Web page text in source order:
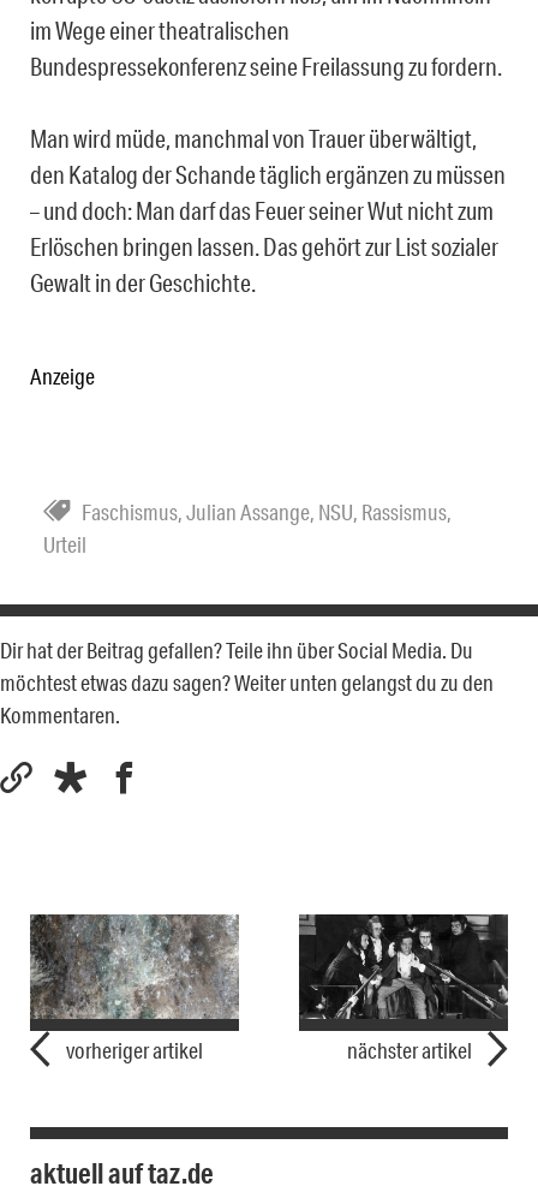
im Wege einer theatralischen
Bundespressekonferenz seine Freilassung zu fordern.
Man wird müde, manchmal von Trauer überwältigt,
den Katalog der Schande täglich ergänzen zu müssen
– und doch: Man darf das Feuer seiner Wut nicht zum
Erlöschen bringen lassen. Das gehört zur List sozialer
Gewalt in der Geschichte.
Anzeige
Faschismus,Julian Assange, NSU, Rassismus,
Urteil
Dir hat der Beitrag gefallen? Teile ihn über Social Media. Du
möchtest etwas dazu sagen? Weiter unten gelangst du zu den
Kommentaren.
vorheriger artikel nächster artikel
aktuell auf taz.de